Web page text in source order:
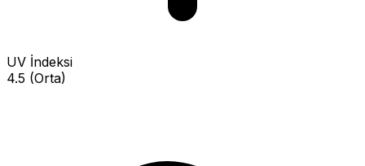
UV İndeksi
4.5 (Orta)